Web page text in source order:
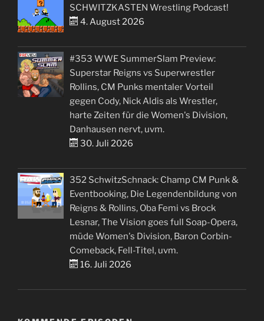
SCHWITZKASTEN Wrestling Podcast!
4. August 2026
#353 WWE SummerSlam Preview:
Superstar Reigns vs Superwrestler
Rollins, CM Punks mentaler Vorteil
gegen Cody, Nick Aldis als Wrestler,
harte Zeiten für die Women's Division,
Danhausen nervt, uvm.
30. Juli 2026
352 SchwitzSchnack: Champ CM Punk &
Eventbooking, Die Legendenbildung von
Reigns & Rollins, Oba Femi vs Brock
Lesnar, The Vision goes full Soap-Opera,
müde Women's Division, Baron Corbin-
Comeback, Fell-Titel, uvm.
16. Juli 2026